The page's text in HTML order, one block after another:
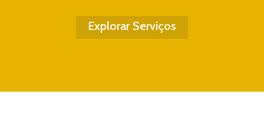
Explorar Serviços